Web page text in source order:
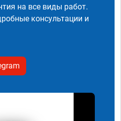
на все виды работ.
консультации и